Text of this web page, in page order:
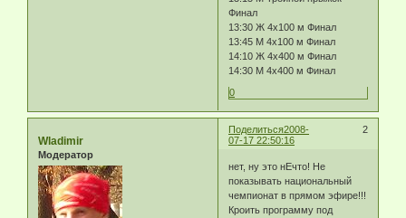
Финал
13:30 Ж 4х100 м Финал
13:45 М 4х100 м Финал
14:10 Ж 4х400 м Финал
14:30 М 4х400 м Финал
0
Поделиться 2
2008-
07-17 22:50:16
Wladimir
Модератор
нет, ну это нЕчто! Не
показывать национальный
чемпионат в прямом эфире!!!
Кроить программу под